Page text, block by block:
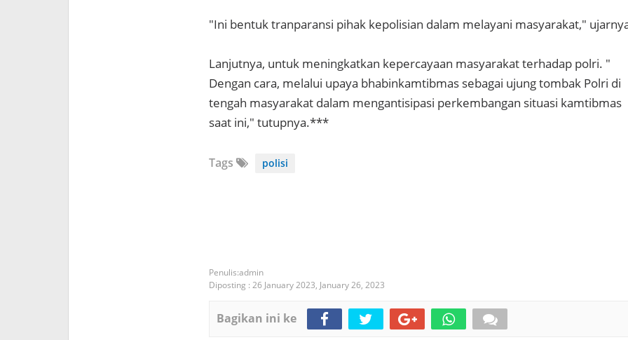
"Ini bentuk tranparansi pihak kepolisian dalam melayani masyarakat,"
Lanjutnya, untuk meningkatkan kepercayaan masyarakat terhadap polri. "
Dengan cara, melalui upaya bhabinkamtibmas sebagai ujung tombak Polri di
tengah masyarakat dalam mengantisipasi perkembangan situasi kamtibmas
saat ini," tutupnya.***
Tags polisi
admin
Diposting : 26 January 2023, January 26, 2023
Bagikan ini ke